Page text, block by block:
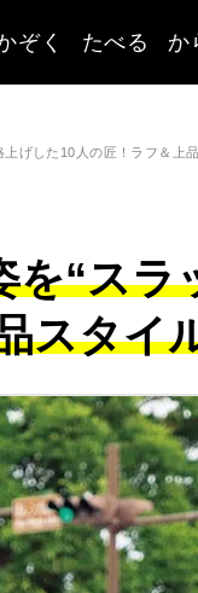
ぞく たべる か
上げした10人の匠！ラフ＆上
を“スラ
スタイ